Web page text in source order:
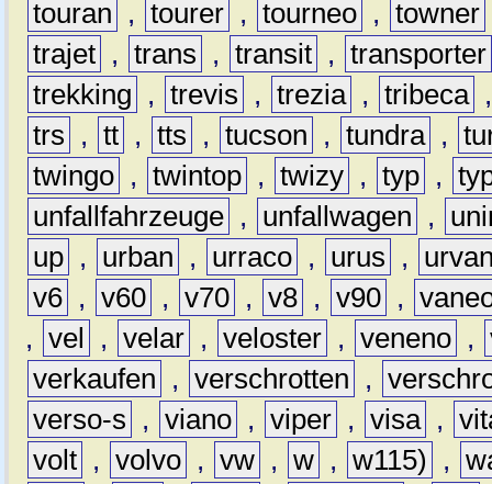
touran , tourer , tourneo , towner
trajet , trans , transit , transporter
trekking
, trevis , trezia , tribeca
trs
, tt , tts , tucson , tundra ,
twingo , twintop , twizy , typ ,
unfallfahrzeuge , unfallwagen ,
up , urban , urraco , urus ,
v6 , v60 , v70 , v8 , v90 ,
, vel , velar , veloster , veneno ,
verkaufen
, verschrotten ,
verso-s
, viano , viper , visa ,
volt , volvo , vw , w , w115) ,